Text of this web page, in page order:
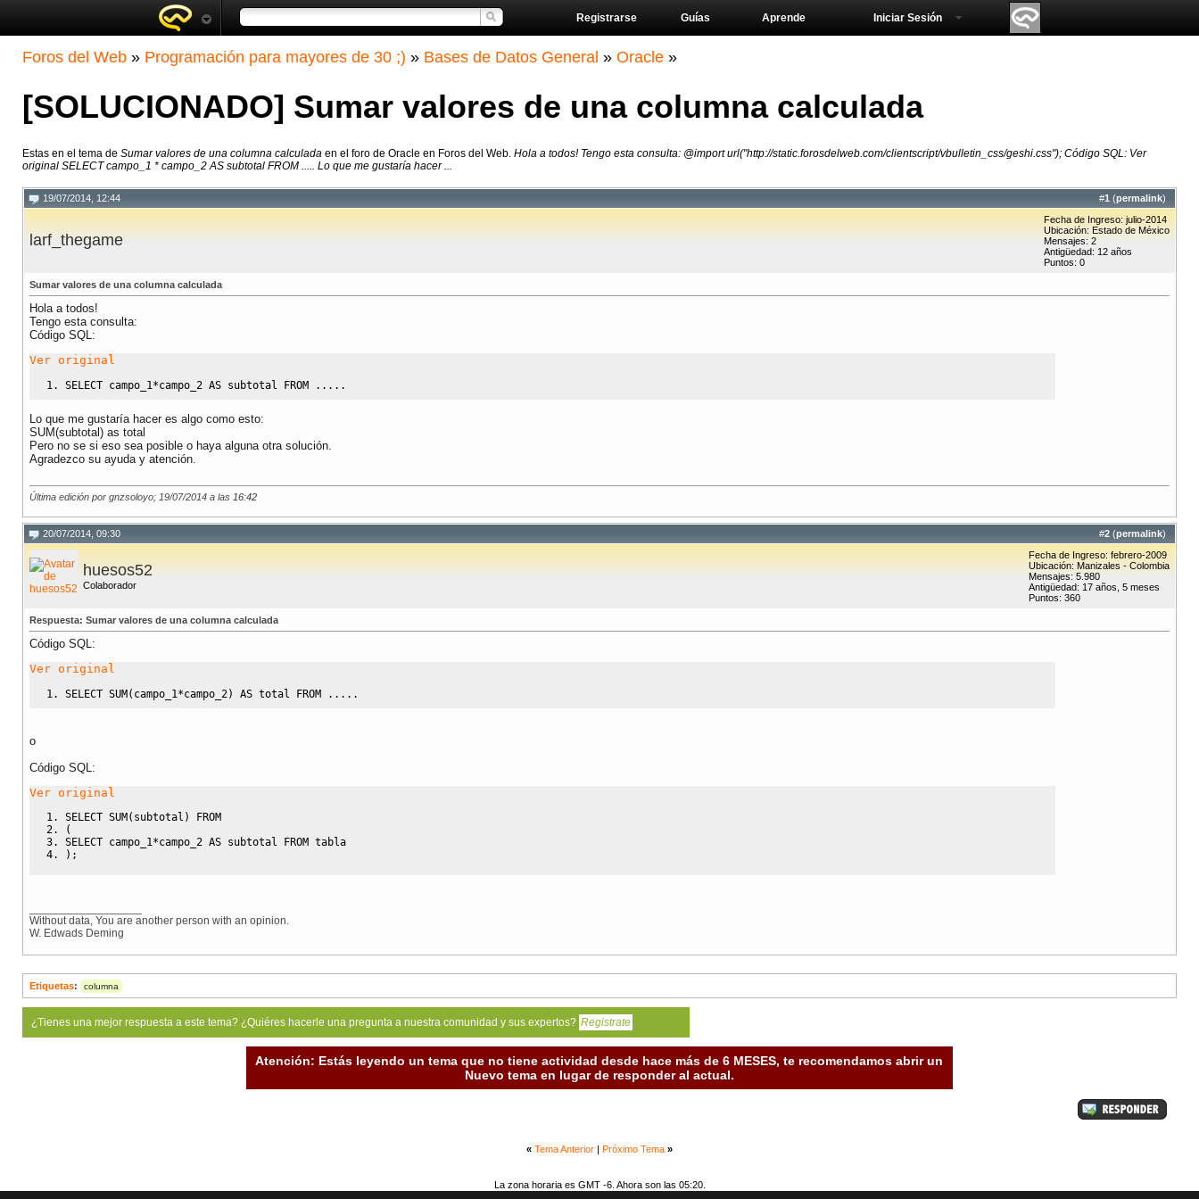
Aprende
Guías
Registrarse Iniciar Sesión
Foros del Web » Programación para mayores de 30 ;) » Bases de Datos General » Oracle »
[SOLUCIONADO] Sumar valores de una columna calculada
Estas en el tema de Sumar valores de una columna calculada en el foro de Oracle en Foros del Web. Hola a todos! Tengo esta consulta: @import url("http://static.forosdelweb.com/clientscript/vbulletin_css/geshi.css"); Código SQL: Ver
original SELECT campo_1 * campo_2 AS subtotal FROM ..... Lo que me gustaría hacer ...
#1 (permalink)
19/07/2014, 12:44
larf_thegame
Fecha de Ingreso: julio-2014
Ubicación: Estado de México
Mensajes: 2
Antigüedad: 12 años
Puntos: 0
Sumar valores de una columna calculada
Hola a todos!
Tengo esta consulta:
Código SQL:
Ver original
SELECT campo_1 *campo_2 AS subtotal FROM .....
Lo que me gustaría hacer es algo como esto:
SUM(subtotal) as total
Pero no se si eso sea posible o haya alguna otra solución.
Agradezco su ayuda y atención.
Última edición por gnzsoloyo; 19/07/2014 a las 16:42
#2 (permalink)
20/07/2014, 09:30
huesos52
Colaborador
Fecha de Ingreso: febrero-2009
Ubicación: Manizales - Colombia
Mensajes: 5.980
Antigüedad: 17 años, 5 meses
Puntos: 360
Respuesta: Sumar valores de una columna calculada
Código SQL:
Ver original
SELECT SUM( campo_1 *campo_2) AS total FROM .....
o
Código SQL:
Ver original
SELECT SUM ( subtotal )
FROM
(
SELECT campo_1*campo_2 AS subtotal FROM tabla
) ;
Without data, You are another person with an opinion.
W. Edwads Deming
Etiquetas: columna
¿Tienes una mejor respuesta a este tema? ¿Quiéres hacerle una pregunta a nuestra comunidad y sus expertos? Registrate
Atención: Estás leyendo un tema que no tiene actividad desde hace más de 6 MESES, te recomendamos abrir un
Nuevo tema en lugar de responder al actual.
« Tema Anterior Próximo Tema »
La zona horaria es GMT -6. Ahora son las 05:20.